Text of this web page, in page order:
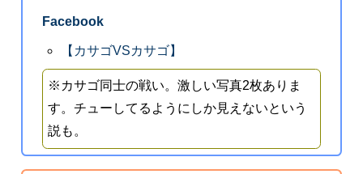
Facebook
【カサゴVSカサゴ】
※カサゴ同士の戦い。激しい写真2枚ありま
す。チューしてるようにしか見えないという
説も。